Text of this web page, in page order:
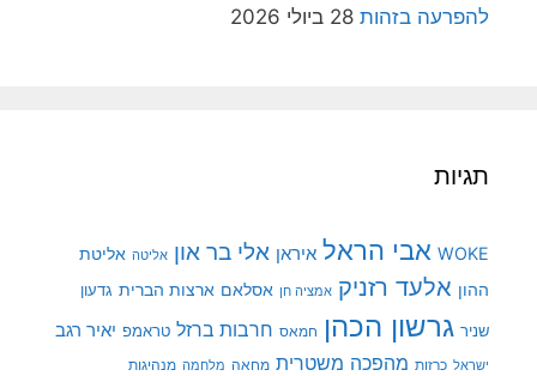
להפרעה בזהות 28 ביולי 2026
תגיות
WOKE אבי הראל איראן אלי בר און אליטה אליטת
ההון אלעד רזניק אמציה חן אסלאם ארצות הברית גדעון
שניר גרשון הכהן חמאס חרבות ברזל טראמפ יאיר רגב
ישראל כרזות מהפכה משטרית מחאה מלחמה מנהיגות